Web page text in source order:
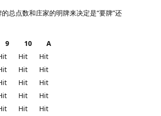
总点数和庄家的明牌来决定是“要牌”还
9 10
A
Hit
Hit
Hit
Hit
Hit
Hit
Hit
Hit
Hit
Hit